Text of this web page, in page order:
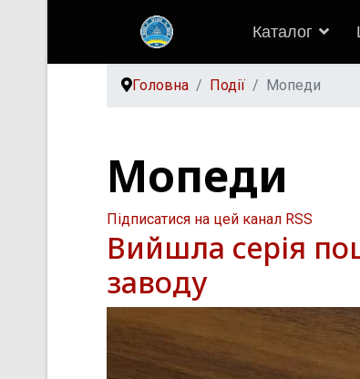
Каталог
Головна Події Мопеди
Мопеди
Підписатися на цей канал RSS
Вийшла серія
заводу